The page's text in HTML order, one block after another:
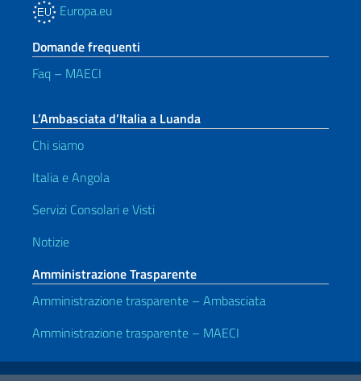
Europa.eu
Domande frequenti
Faq – MAECI
L’Ambasciata d’Italia a Luanda
Chi siamo
Italia e Angola
Servizi Consolari e Visti
Notizie
Amministrazione Trasparente
Amministrazione trasparente – Ambasciata
Amministrazione trasparente – MAECI
Link Utili